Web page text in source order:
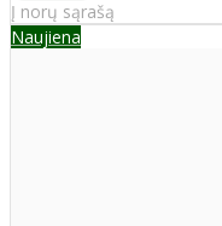
Į norų sąrašą
Naujiena